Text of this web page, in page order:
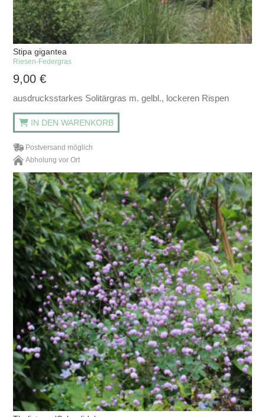
Stipa gigantea
Riesen-Federgras
9,00€
ausdrucksstarkes Solitärgras m. gelbl., lockeren Rispen
IN DEN WARENKORB
Postversand möglich
Abholung vor Ort